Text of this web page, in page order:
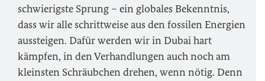
schwierigste Sprung – ein globales Bekenntnis,
dass wir alle schrittweise aus den fossilen Energien
aussteigen. Dafür werden wir in Dubai hart
kämpfen, in den Verhandlungen auch noch am
kleinsten Schräubchen drehen, wenn nötig. Denn